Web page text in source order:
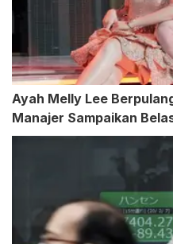
Ayah Melly Lee
Manajer Sampaikan